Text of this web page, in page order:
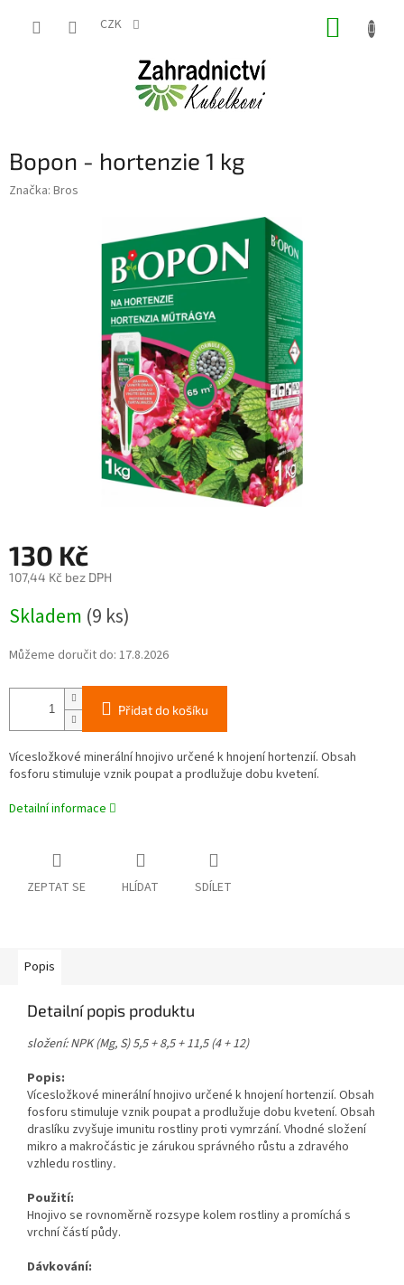
CZK
Bopon - hortenzie 1 kg
Značka: Bros
130 Kč
107,44 Kč bez DPH
cena:
Skladem (9 ks)
Můžeme doručit do: 17.8.2026
Přidat do košíku
Vícesložkové minerální hnojivo určené k hnojení hortenzií. Obsah
fosforu stimuluje vznik poupat a prodlužuje dobu kvetení.
Detailní informace
ZEPTAT SE HLÍDAT SDÍLET
Popis
Detailní popis produktu
složení: NPK (Mg, S) 5,5 + 8,5 + 11,5 (4 + 12)
Popis:
Vícesložkové minerální hnojivo určené k hnojení hortenzií. Obsah
fosforu stimuluje vznik poupat a prodlužuje dobu kvetení. Obsah
draslíku zvyšuje imunitu rostliny proti vymrzání. Vhodné složení
mikro a makročástic je zárukou správného růstu a zdravého
vzhledu rostliny.
Použití:
Hnojivo se rovnoměrně rozsype kolem rostliny a promíchá s
vrchní částí půdy.
Dávkování: